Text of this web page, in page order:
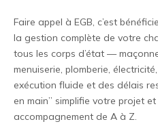
Faire appel à EGB, c’est
la gestion complète de votre
tous les corps d’état —
menuiserie, plomberie,
exécution fluide et des délais
en main” simplifie votre projet
accompagnement de A à Z.